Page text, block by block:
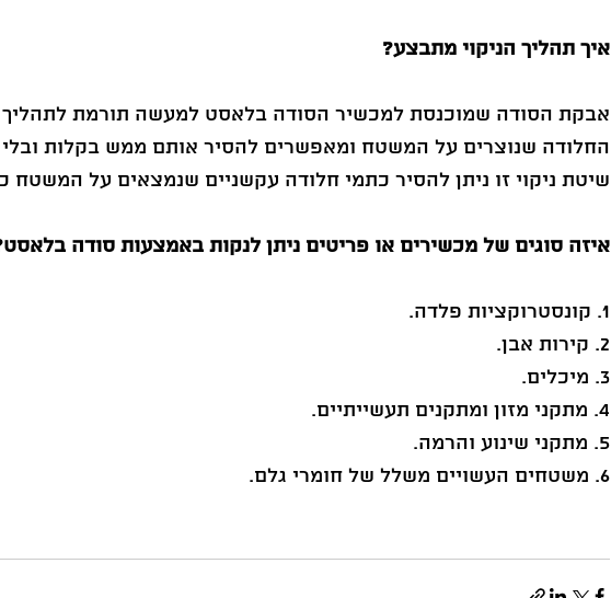
איך תהליך הניקוי מתבצע?
אבקת הסודה שמוכנסת למכשיר הסודה בלאסט למעשה תורמת לתהליך
החלודה שנוצרים על המשטח ומאפשרים להסיר אותם ממש בקלות
שיטת ניקוי זו ניתן להסיר כתמי חלודה עקשניים שנמצאים על המשטח
איזה סוגים של מכשירים או פריטים ניתן לנקות באמצעות סודה
1. קונסטרוקציות פלדה.
2. קירות אבן.
3. מיכלים.
4. מתקני מזון ומתקנים תעשייתיים.
5. מתקני שינוע והרמה.
6. משטחים העשויים משלל של חומרי גלם.